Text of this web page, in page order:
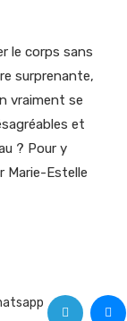
le corps sans
surprenante,
vraiment se
et
? Pour y
Marie-Estelle